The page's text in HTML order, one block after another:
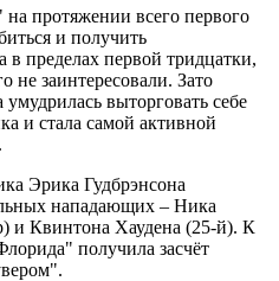
протяжении всего первого
и получить
в пределах первой тридцатки,
не заинтересовали. Зато
выторговать себе
и стала самой активной
Эрика Гудбрэнсона
нападающих – Ника
и Квинтона Хаудена (25-й). К
получила засчёт